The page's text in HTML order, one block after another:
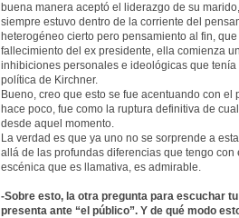
buena manera aceptó el liderazgo de su
siempre estuvo dentro de la corriente del
heterogéneo cierto pero pensamiento al fin,
fallecimiento del ex presidente, ella comienza
inhibiciones personales e ideológicas que
política de Kirchner.
Bueno, creo que esto se fue acentuando con
hace poco, fue como la ruptura definitiva de
desde aquel momento.
La verdad es que ya uno no se sorprende a
allá de las profundas diferencias que tengo
escénica que es llamativa, es admirable.
-Sobre esto, la otra pregunta para escuchar
presenta ante “el público”. Y de qué modo